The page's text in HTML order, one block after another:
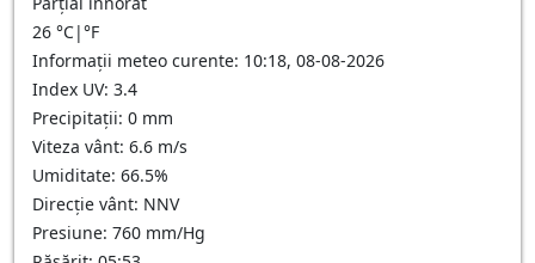
26 °C|°F
Informații meteo curente: 10:18, 08-08-2026
Index UV: 3.4
Precipitații: 0 mm
Viteza vânt: 6.6 m/s
Umiditate: 66.5%
Direcție vânt: NNV
Presiune: 760 mm/Hg